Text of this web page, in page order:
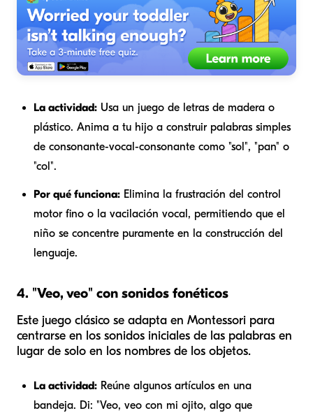
La actividad: Usa un juego de letras de madera o
plástico. Anima a tu hijo a construir palabras simples
de consonante-vocal-consonante como "sol", "pan" o
"col".
Por qué funciona: Elimina la frustración del control
motor fino o la vacilación vocal, permitiendo que el
niño se concentre puramente en la construcción del
lenguaje.
4. "Veo, veo" con sonidos fonéticos
Este juego clásico se adapta en Montessori para
centrarse en los sonidos iniciales de las palabras en
lugar de solo en los nombres de los objetos.
La actividad: Reúne algunos artículos en una
bandeja. Di: "Veo, veo con mi ojito, algo que